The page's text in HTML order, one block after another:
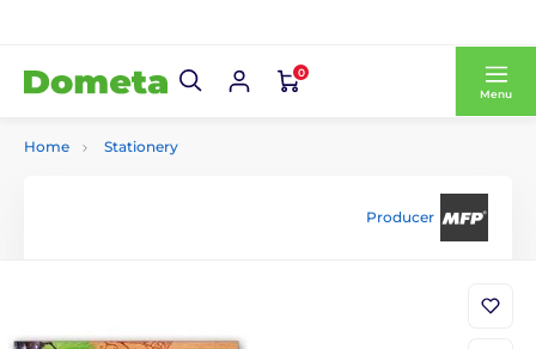
0
Menu
Home Stationery
Producer